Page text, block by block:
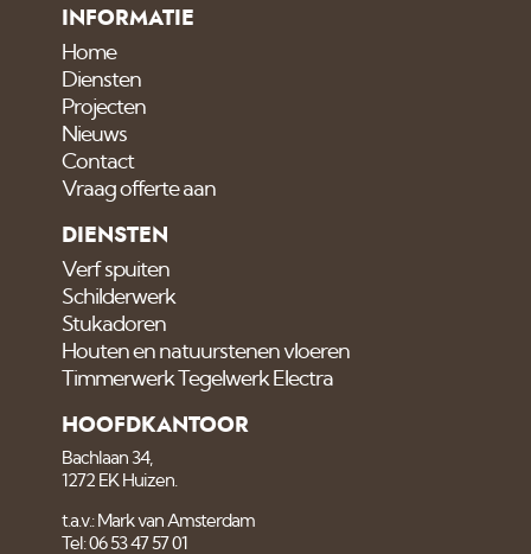
INFORMATIE
Home
Diensten
Projecten
Nieuws
Contact
Vraag offerte aan
DIENSTEN
Verf spuiten
Schilderwerk
Stukadoren
Houten en natuurstenen vloeren
Timmerwerk Tegelwerk Electra
HOOFDKANTOOR
Bachlaan 34,
1272 EK Huizen.
t.a.v.: Mark van Amsterdam
Tel: 06 53 47 57 01